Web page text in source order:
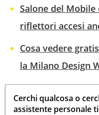
Salone del Mobile
riflettori accesi
Cosa vedere
la Milano Design
Cerchi qualcosa o
assistente personale